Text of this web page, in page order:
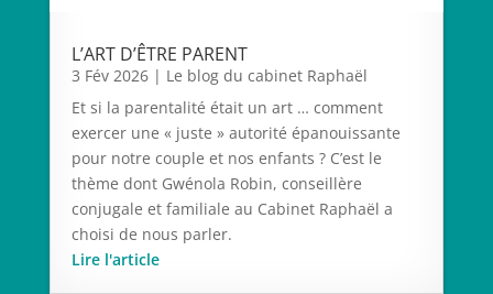
L’ART D’ÊTRE PARENT
3 Fév 2026| Le blog du cabinet Raphaël
Et si la parentalité était un art … comment
exercer une « juste » autorité épanouissante
pour notre couple et nos enfants ? C’est le
thème dont Gwénola Robin, conseillère
conjugale et familiale au Cabinet Raphaël a
choisi de nous parler.
Lire l'article